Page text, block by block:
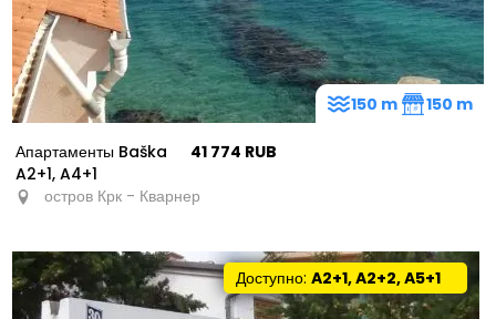
Апартаменты Baška
A2+1, A4+1
41 774 RUB
остров Крк - Кварнер
150 m 150 m
Доступно: A2+1, A2+2, A5+1